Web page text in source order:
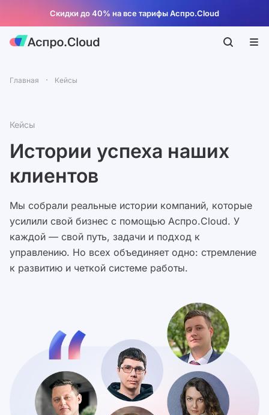
Скидки до 40% на все тарифы Аспро.Cloud
Главная Кейсы
Кейсы
Истории успеха наших
клиентов
Мы собрали реальные истории компаний, которые
усилили свой бизнес с помощью Аспро.Cloud. У
каждой — свой путь, задачи и подход к
управлению. Но всех объединяет одно: стремление
к развитию и четкой системе работы.